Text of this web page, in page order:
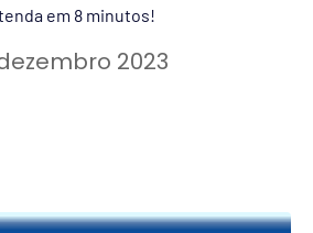
em 8 minutos!
2023